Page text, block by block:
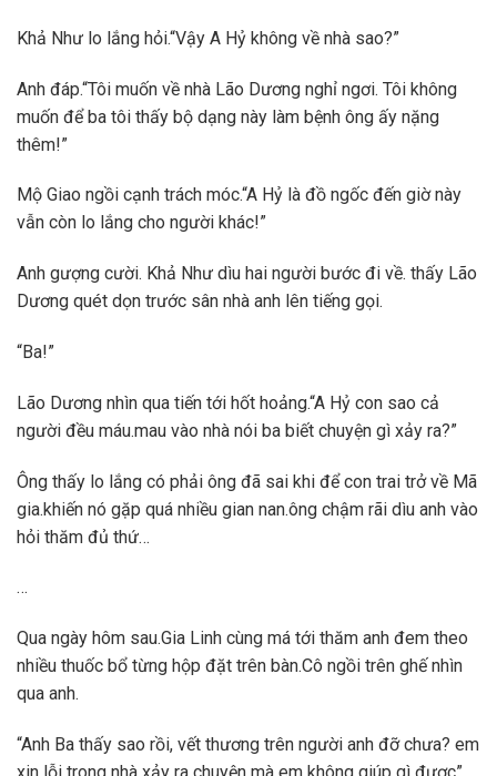
Khả Như lo lắng hỏi.“Vậy A Hỷ không về nhà sao?”
Anh đáp.“Tôi muốn về nhà Lão Dương nghỉ ngơi. Tôi không
muốn để ba tôi thấy bộ dạng này làm bệnh ông ấy nặng
thêm!”
Mộ Giao ngồi cạnh trách móc.“A Hỷ là đồ ngốc đến giờ này
vẫn còn lo lắng cho người khác!”
Anh gượng cười. Khả Như dìu hai người bước đi về. thấy Lão
Dương quét dọn trước sân nhà anh lên tiếng gọi.
“Ba!”
Lão Dương nhìn qua tiến tới hốt hoảng.“A Hỷ con sao cả
người đều máu.mau vào nhà nói ba biết chuyện gì xảy ra?”
Ông thấy lo lắng có phải ông đã sai khi để con trai trở về Mã
gia.khiến nó gặp quá nhiều gian nan.ông chậm rãi dìu anh vào
hỏi thăm đủ thứ…
…
Qua ngày hôm sau.Gia Linh cùng má tới thăm anh đem theo
nhiều thuốc bổ từng hộp đặt trên bàn.Cô ngồi trên ghế nhìn
qua anh.
“Anh Ba thấy sao rồi, vết thương trên người anh đỡ chưa? em